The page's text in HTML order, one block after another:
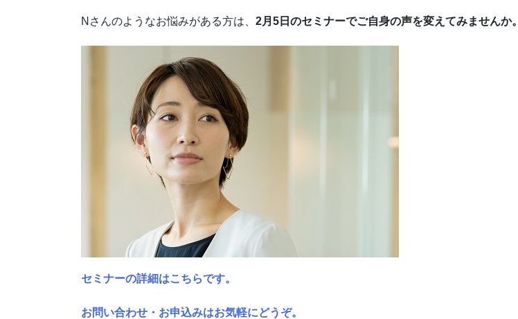
Nさんのようなお悩みがある方は、 2月5日のセミナーでご自身の声を変えてみませんか。
セミナーの詳細はこちらです。
お問い合わせ・お申込みはお気軽にどうぞ。